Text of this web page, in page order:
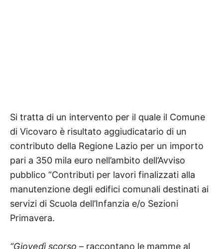
Si tratta di un intervento per il quale il Comune
di Vicovaro è risultato aggiudicatario di un
contributo della Regione Lazio per un importo
pari a 350 mila euro nell’ambito dell’Avviso
pubblico “Contributi per lavori finalizzati alla
manutenzione degli edifici comunali destinati ai
servizi di Scuola dell’Infanzia e/o Sezioni
Primavera.
“Giovedì scorso – raccontano le mamme al